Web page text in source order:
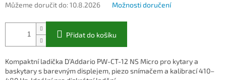
Můžeme doručit do:10.8.2026 Možnosti doručení
Přidat do košíku
Kompaktní ladička D’Addario PW-CT-12 NS Micro pro kytary a
baskytary s barevným displejem, piezo snímačem a kalibrací 410–